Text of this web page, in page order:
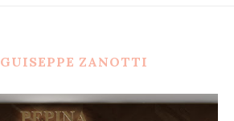
GUISEPPE ZANOTTI